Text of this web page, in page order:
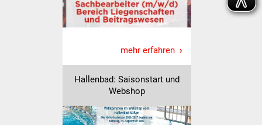
Seniorenwohn- und
Pflegeheim
Familien
Familientreff
Kinder und Jugendliche
mehr erfahren
Hallenbad: Saisonstart und
Webshop